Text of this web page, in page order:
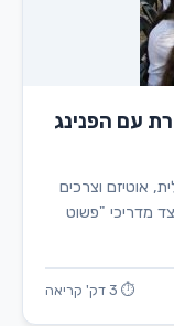
עם הפנינג
אוטיזם וצרכים
מדריכי "פשוט
⏱ 3 דק' קריאה